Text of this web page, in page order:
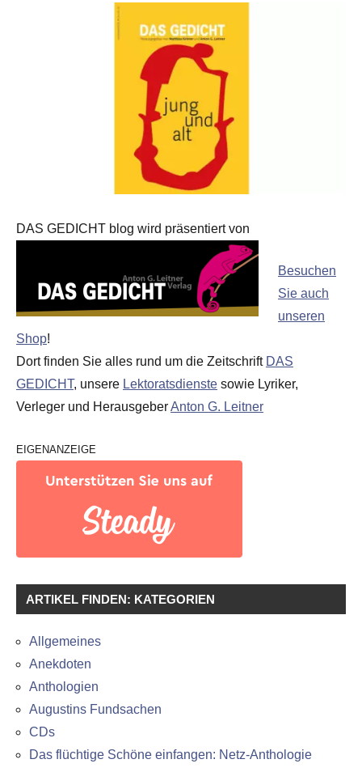
DAS GEDICHT blog wird präsentiert von
Besuchen
Sie auch
unseren
Shop!
Dort finden Sie alles rund um die Zeitschrift DAS
GEDICHT, unsere Lektoratsdienste sowie Lyriker,
Verleger und HerausgeberAnton G. Leitner
EIGENANZEIGE
ARTIKEL FINDEN: KATEGORIEN
Allgemeines
Anekdoten
Anthologien
Augustins Fundsachen
CDs
Das flüchtige Schöne einfangen: Netz-Anthologie